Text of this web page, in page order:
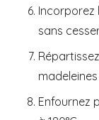
Incorporez
sans
Enfournez